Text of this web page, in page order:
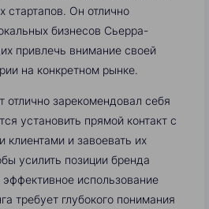
стартапов. Он отлично
бизнесов Сьерра-
привлечь внимание своей
на конкретном рынке.
отлично зарекомендовал себя
установить прямой контакт с
клиентами и завоевать их
усилить позиции бренда
использование
требует глубокого понимания